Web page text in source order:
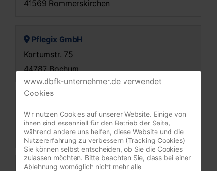
41569 Rommerskirchen
Pflegix GmbH
Kortumstr. 75
44787 Bochum
Renteilichtung 1
45134 Essen
www.dbfk-unternehmer.de verwendet
Cookies
Wir nutzen Cookies auf unserer Website. Einige von
ihnen sind essenziell für den Betrieb der Seite,
während andere uns helfen, diese Website und die
Nutzererfahrung zu verbessern (Tracking Cookies).
Sie können selbst entscheiden, ob Sie die Cookies
zulassen möchten. Bitte beachten Sie, dass bei einer
Ablehnung womöglich nicht mehr alle